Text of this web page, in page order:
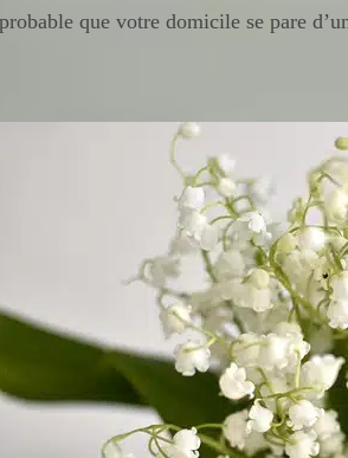
que votre domicile se pare